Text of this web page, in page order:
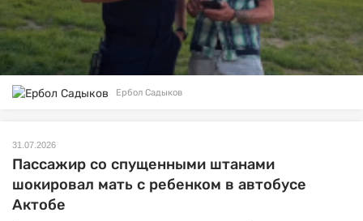
Ербол Садыков
31.07.2026
Пассажир со спущенными штанами
шокировал мать с ребенком в автобусе
Актобе